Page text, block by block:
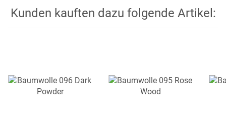
Kunden kauften dazu folgende Artikel: